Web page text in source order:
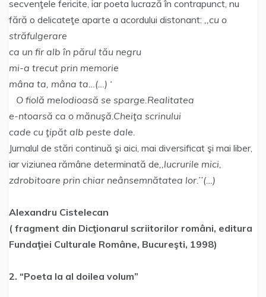
secvenţele fericite, iar poeta lucrază în contrapunct, nu
fără o delicateţe aparte a acordului distonant: ,,cu o
străfulgerare
ca un fir alb în părul tău negru
mi-a trecut prin memorie
mâna ta, mâna ta…(…) ‘
O fiolă melodioasă se sparge.Realitatea
e-ntoarsă ca o mănuşă.Cheiţa scrinului
cade cu ţipăt alb peste dale.
Jurnalul de stări continuă şi aici, mai diversificat şi mai liber,
iar viziunea rămâne determinată de,,lucrurile mici,
zdrobitoare prin chiar neânsemnătatea lor.’’(…)
Alexandru Cistelecan
( fragment din Dicţionarul scriitorilor români, editura
Fundaţiei Culturale Române, Bucureşti, 1998)
2. “Poeta la al doilea volum”